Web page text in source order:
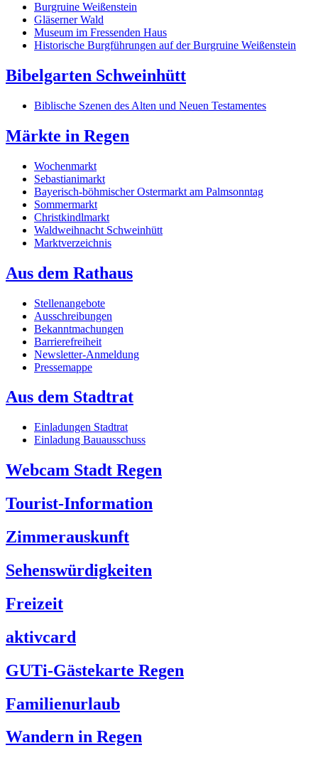
Burgruine Weißenstein
Gläserner Wald
Museum im Fressenden Haus
Historische Burgführungen auf der Burgruine Weißenstein
Bibelgarten Schweinhütt
Biblische Szenen des Alten und Neuen Testamentes
Märkte in Regen
Wochenmarkt
Sebastianimarkt
Bayerisch-böhmischer Ostermarkt am Palmsonntag
Sommermarkt
Christkindlmarkt
Waldweihnacht Schweinhütt
Marktverzeichnis
Aus dem Rathaus
Stellenangebote
Ausschreibungen
Bekanntmachungen
Barrierefreiheit
Newsletter-Anmeldung
Pressemappe
Aus dem Stadtrat
Einladungen Stadtrat
Einladung Bauausschuss
Webcam Stadt Regen
Tourist-Information
Zimmerauskunft
Sehenswürdigkeiten
Freizeit
aktivcard
GUTi-Gästekarte Regen
Familienurlaub
Wandern in Regen